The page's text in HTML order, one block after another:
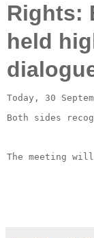
Rights:
held
Today, 30
Both sides
The meeting